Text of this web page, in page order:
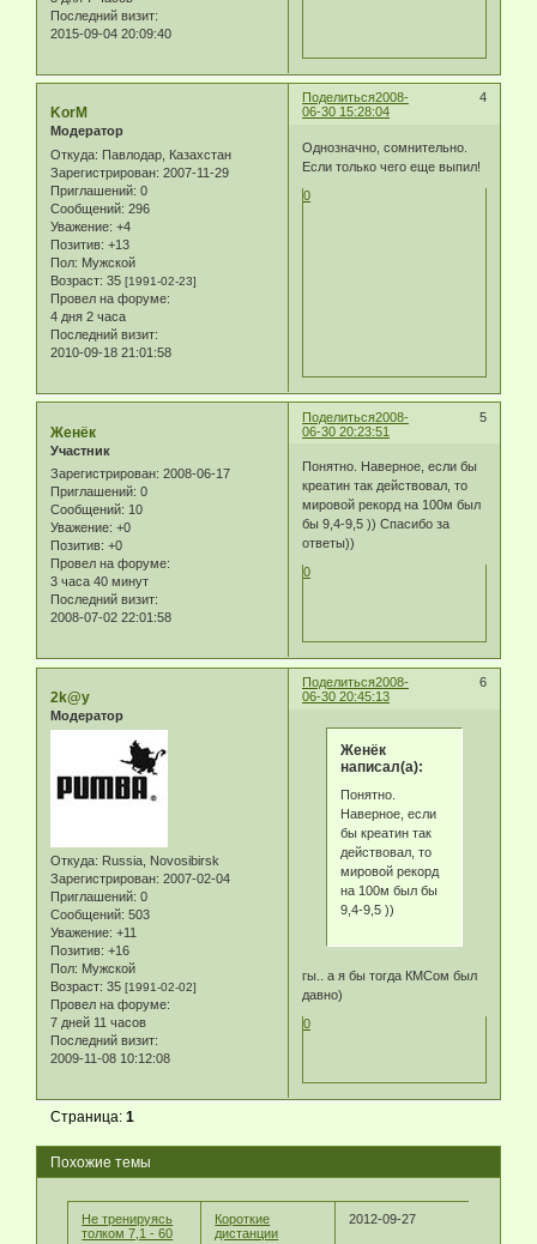
Последний визит:
2015-09-04 20:09:40
Поделиться 4
2008-
06-30 15:28:04
KorM
Модератор
Откуда: Павлодар, Казахстан
Зарегистрирован: 2007-11-29
Приглашений: 0
Сообщений: 296
Уважение: +4
Позитив: +13
Пол: Мужской
Возраст: 35 [1991-02-23]
Провел на форуме:
4 дня 2 часа
Последний визит:
2010-09-18 21:01:58
Однозначно, сомнительно.
Если только чего еще выпил!
0
Поделиться 5
2008-
06-30 20:23:51
Женёк
Участник
Зарегистрирован: 2008-06-17
Приглашений: 0
Сообщений: 10
Уважение: +0
Позитив: +0
Провел на форуме:
3 часа 40 минут
Последний визит:
2008-07-02 22:01:58
Понятно. Наверное, если бы
креатин так действовал, то
мировой рекорд на 100м был
бы 9,4-9,5 )) Спасибо за
ответы))
0
Поделиться 6
2008-
06-30 20:45:13
2k@y
Модератор
Откуда: Russia, Novosibirsk
Зарегистрирован: 2007-02-04
Приглашений: 0
Сообщений: 503
Уважение: +11
Позитив: +16
Пол: Мужской
Возраст: 35 [1991-02-02]
Провел на форуме:
7 дней 11 часов
Последний визит:
2009-11-08 10:12:08
Женёк
написал(а):
Понятно.
Наверное, если
бы креатин так
действовал, то
мировой рекорд
на 100м был бы
9,4-9,5 ))
гы.. а я бы тогда КМСом был
давно)
0
Страница:1
Похожие темы
Не тренируясь
толком 7,1 - 60
Короткие
дистанции
2012-09-27